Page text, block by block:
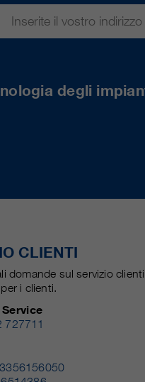
degli
CLIENTI
domande sul servizio
i clienti.
727711